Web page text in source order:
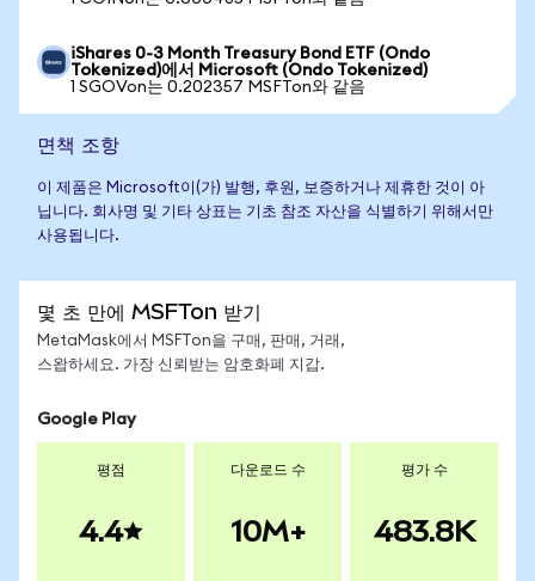
iShares 0-3 Month Treasury Bond ETF (Ondo
Tokenized)에서 Microsoft (Ondo Tokenized)
1 SGOVon는 0.202357 MSFTon와 같음
면책 조항
이 제품은 Microsoft이(가) 발행, 후원, 보증하거나 제휴한 것이 아
닙니다. 회사명 및 기타 상표는 기초 참조 자산을 식별하기 위해서만
사용됩니다.
몇 초 만에 MSFTon 받기
MetaMask에서 MSFTon을 구매, 판매, 거래,
스왑하세요. 가장 신뢰받는 암호화폐 지갑.
Google Play
평점
4.4
다운로드 수
10M+
평가 수
483.8K